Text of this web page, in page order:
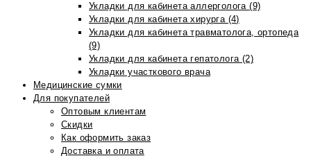
Укладки для кабинета аллерголога (9)
Укладки для кабинета хирурга (4)
Укладки для кабинета травматолога, ортопеда
(9)
Укладки для кабинета гепатолога (2)
Укладки участкового врача
Медицинские сумки
Для покупателей
Оптовым клиентам
Скидки
Как оформить заказ
Доставка и оплата